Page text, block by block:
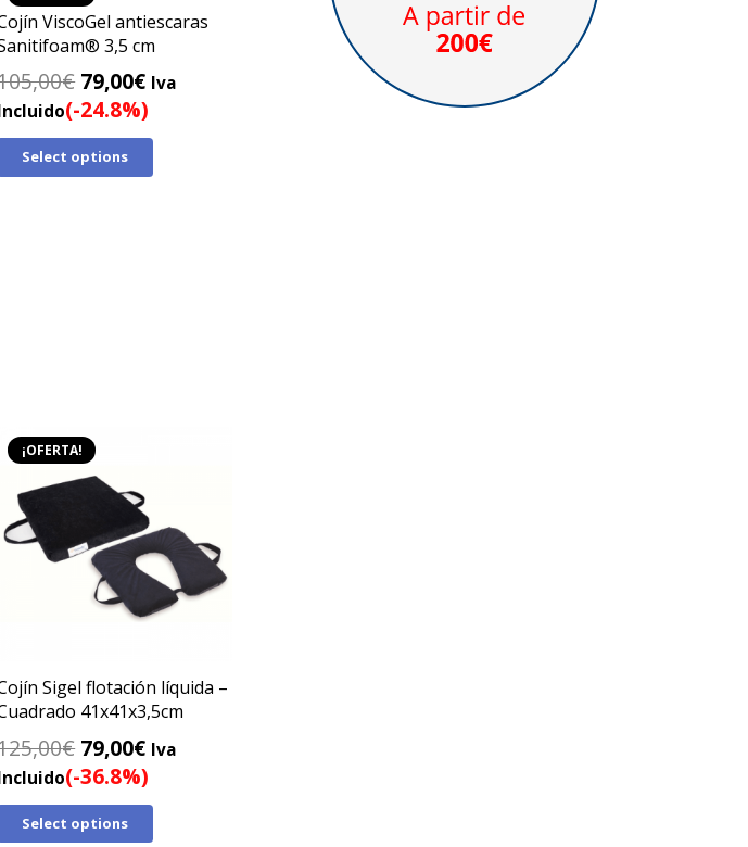
ViscoGel antiescaras
3,5 cm
€ El
precio
original
era:
79,00€El
precio
actual
Iva
(-24.8%)
Select options
¡OFERTA!
Sigel flotación líquida –
41x41x3,5cm
€ El
precio
original
era:
79,00€El
precio
actual
Iva
(-36.8%)
Select options